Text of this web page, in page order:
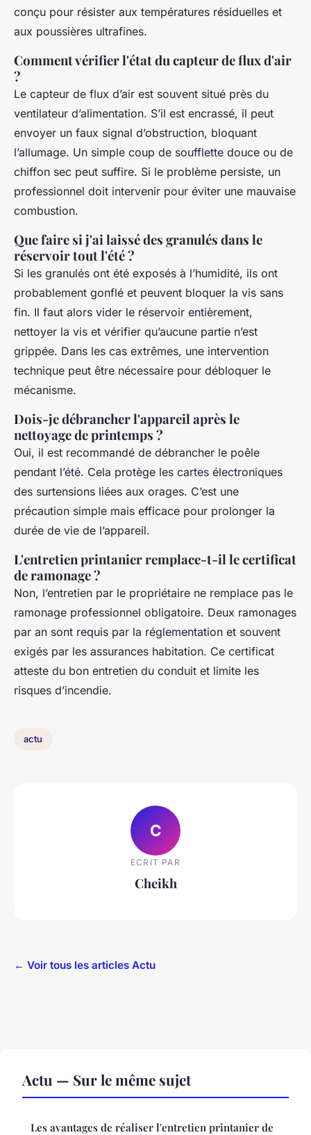
conçu pour résister aux températures résiduelles et
aux poussières ultrafines.
Comment vérifier l'état du capteur de flux d'air
?
Le capteur de flux d’air est souvent situé près du
ventilateur d’alimentation. S’il est encrassé, il peut
envoyer un faux signal d’obstruction, bloquant
l’allumage. Un simple coup de soufflette douce ou de
chiffon sec peut suffire. Si le problème persiste, un
professionnel doit intervenir pour éviter une mauvaise
combustion.
Que faire si j'ai laissé des granulés dans le
réservoir tout l'été ?
Si les granulés ont été exposés à l’humidité, ils ont
probablement gonflé et peuvent bloquer la vis sans
fin. Il faut alors vider le réservoir entièrement,
nettoyer la vis et vérifier qu’aucune partie n’est
grippée. Dans les cas extrêmes, une intervention
technique peut être nécessaire pour débloquer le
mécanisme.
Dois-je débrancher l'appareil après le
nettoyage de printemps ?
Oui, il est recommandé de débrancher le poêle
pendant l’été. Cela protège les cartes électroniques
des surtensions liées aux orages. C’est une
précaution simple mais efficace pour prolonger la
durée de vie de l’appareil.
L'entretien printanier remplace-t-il le certificat
de ramonage ?
Non, l’entretien par le propriétaire ne remplace pas le
ramonage professionnel obligatoire. Deux ramonages
par an sont requis par la réglementation et souvent
exigés par les assurances habitation. Ce certificat
atteste du bon entretien du conduit et limite les
risques d’incendie.
actu
C
ECRIT PAR
Cheikh
← Voir tous les articles Actu
Actu — Sur le même sujet
Les avantages de réaliser l'entretien printanier de